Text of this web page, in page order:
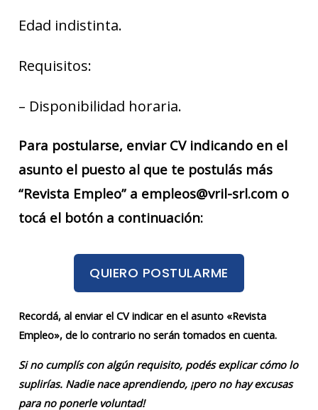
Edad indistinta.
Requisitos:
– Disponibilidad horaria.
Para postularse, enviar CV indicando en el
asunto el puesto al que te postulás más
“Revista Empleo” a empleos@vril-srl.com o
tocá el botón a continuación:
QUIERO POSTULARME
Recordá, al enviar el CV indicar en el asunto «Revista
Empleo», de lo contrario no serán tomados en cuenta.
Si no cumplís con algún requisito, podés explicar cómo lo
suplirías. Nadie nace aprendiendo, ¡pero no hay excusas
para no ponerle voluntad!